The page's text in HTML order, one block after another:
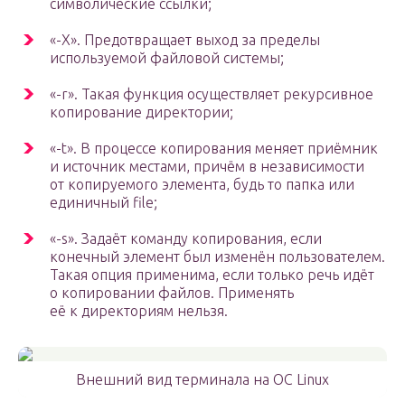
символические ссылки;
«-X». Предотвращает выход за пределы
используемой файловой системы;
«-r». Такая функция осуществляет рекурсивное
копирование директории;
«-t». В процессе копирования меняет приёмник
и источник местами, причём в независимости
от копируемого элемента, будь то папка или
единичный file;
«-s». Задаёт команду копирования, если
конечный элемент был изменён пользователем.
Такая опция применима, если только речь идёт
о копировании файлов. Применять
её к директориям нельзя.
Внешний вид терминала на OC Linux